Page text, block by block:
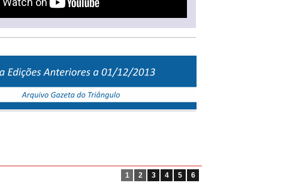
1 2 3 4 5 6